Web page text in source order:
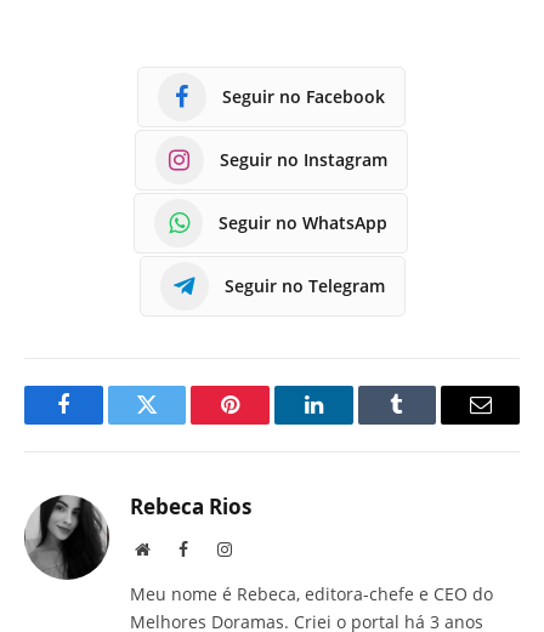
Seguir no Facebook
Seguir no Instagram
Seguir no WhatsApp
Seguir no Telegram
FacebookTwitter Pinterest LinkedInTumblr
E-
Rebeca Rios
Site FacebookInstagram
Meu nome é Rebeca, editora-chefe e CEO do
Melhores Doramas. Criei o portal há 3 anos